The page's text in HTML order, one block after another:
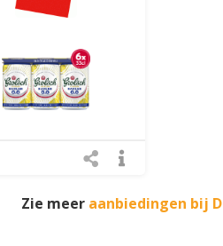
Zie meer aanbiedingen bij